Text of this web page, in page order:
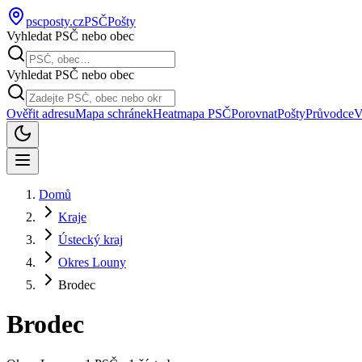
pscposty.czPSČPošty
Vyhledat PSČ nebo obec
Vyhledat PSČ nebo obec
Ověřit adresuMapa schránekHeatmapa PSČPorovnatPoštyPrůvodce
Domů
Kraje
Ústecký kraj
Okres Louny
Brodec
Brodec